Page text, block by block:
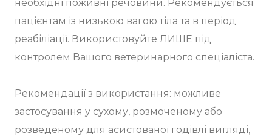
необхідні поживні речовини. Рекомендується
пацієнтам із низькою вагою тіла та в період
реабіліації. Використовуйте ЛИШЕ під
контролем Вашого ветеринарного спеціаліста.
Рекомендації з використання: можливе
застосування у сухому, розмоченому або
розведеному для асистованої годівлі вигляді,